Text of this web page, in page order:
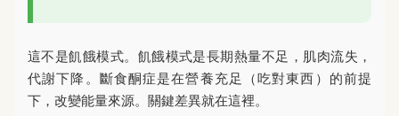
這不是飢餓模式。飢餓模式是長期熱量不足，肌肉流失，
代謝下降。斷食酮症是在營養充足（吃對東西）的前提
下，改變能量來源。關鍵差異就在這裡。